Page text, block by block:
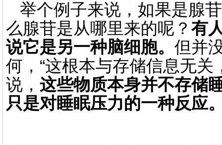
举个例子来说，如果是腺
么腺苷是从哪里来的呢？ 有
说它是另一种脑细胞。 但并
何，“这根本与存储信息无关
说， 这些物质本身并不存储
只是对睡眠压力的一种反应